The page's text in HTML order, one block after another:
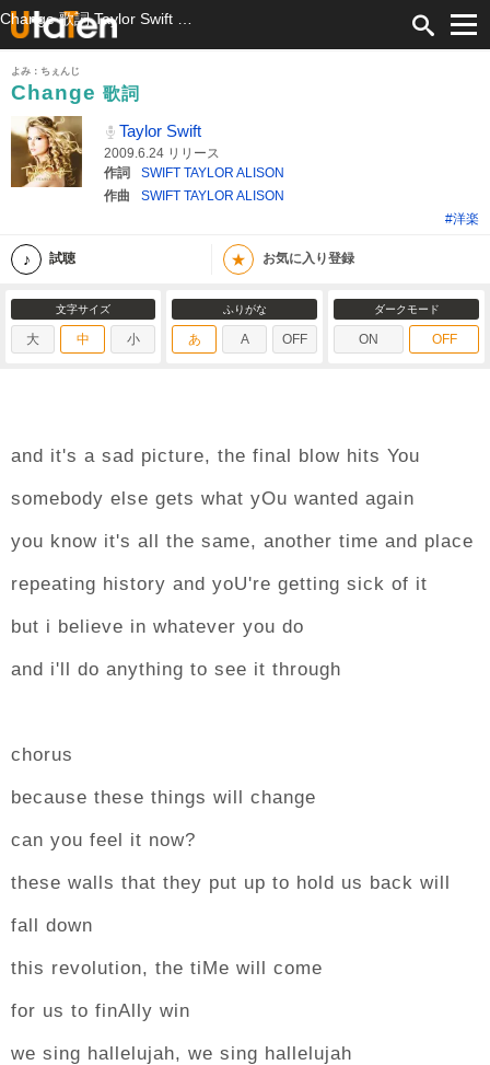
よみ：ちぇんじ
Change 歌詞
Taylor Swift
2009.6.24 リリース
作詞
SWIFT TAYLOR ALISON
作曲
SWIFT TAYLOR ALISON
#洋楽
試聴 ★ お気に入り登録
文字サイズ
大 中 小
ふりがな
あ A OFF
ダークモード
ON OFF
and it's a sad picture, the final blow hits You
somebody else gets what yOu wanted again
you know it's all the same, another time and place
repeating history and yoU're getting sick of it
but i believe in whatever you do
and i'll do anything to see it through
chorus
because these things will change
can you feel it now?
these walls that they put up to hold us back will
fall down
this revolution, the tiMe will come
for us to finAlly win
we sing hallelujah, we sing hallelujah